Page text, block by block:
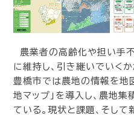
農業者の高齢化や担い手
に維持し、引き継いでいく
豊橋市では農地の情報を地
地マップ」を導入し、農地
ている。現状と課題、そして